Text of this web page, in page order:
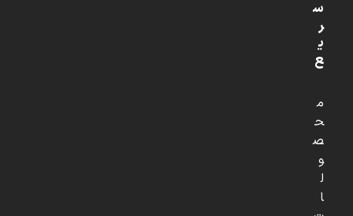
س
ر
ی
ع
م
ح
ص
و
ل
ا